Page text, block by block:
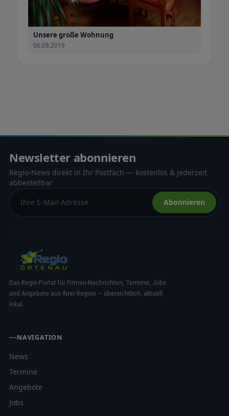
Unsere große Wohnung
06.08.2019
Newsletter abonnieren
Regio-News direkt in Ihr Postfach — kostenlos & jederzeit
abbestellbar
Abonnieren
Das Regio-Portal für Firmen-Nachrichten, Termine, Jobs
und Angebote aus Ihrer Region — übersichtlich, aktuell,
lokal.
NAVIGATION
News
Termine
Angebote
Jobs